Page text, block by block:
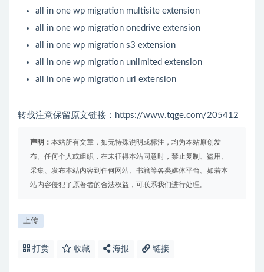
all in one wp migration multisite extension
all in one wp migration onedrive extension
all in one wp migration s3 extension
all in one wp migration unlimited extension
all in one wp migration url extension
转载注意保留原文链接： https://www.tqge.com/205412
声明： 本站所有文章，如无特殊说明或标注，均为本站原创发
布。任何个人或组织，在未征得本站同意时，禁止复制、盗用、
采集、发布本站内容到任何网站、书籍等各类媒体平台。如若本
站内容侵犯了原著者的合法权益，可联系我们进行处理。
上传
打赏 收藏 海报 链接